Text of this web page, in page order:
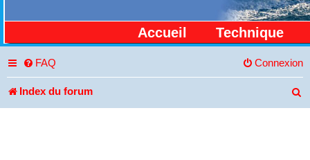
Accueil Technique
FAQ Connexion
Index du forum